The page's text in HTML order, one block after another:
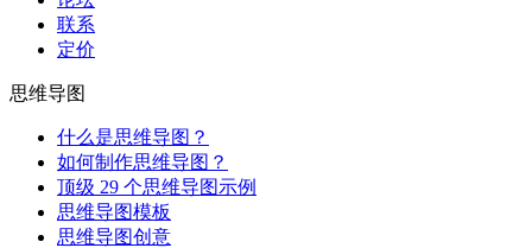
联系
定价
思维导图
什么是思维导图？
如何制作思维导图？
顶级 29 个思维导图示例
思维导图模板
思维导图创意